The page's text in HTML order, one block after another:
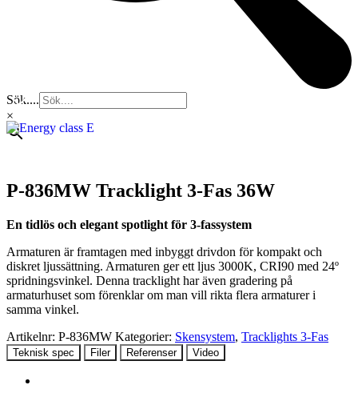
Sök....
×
P-836MW Tracklight 3-Fas 36W
En tidlös och elegant spotlight för 3-fassystem
Armaturen är framtagen med inbyggt drivdon för kompakt och
diskret ljussättning. Armaturen ger ett ljus 3000K, CRI90 med 24º
spridningsvinkel. Denna tracklight har även gradering på
armaturhuset som förenklar om man vill rikta flera armaturer i
samma vinkel.
Artikelnr: P-836MW Kategorier: Skensystem, Tracklights 3-Fas
Teknisk spec Filer Referenser Video